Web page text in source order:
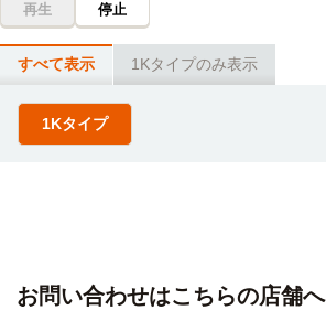
再生 停止
すべて表示 1Kタイプのみ表示
1Kタイプ
お問い合わせはこちらの店舗へ